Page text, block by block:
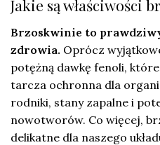
Jakie są właściwości
Brzoskwinie to
zdrowia. Oprócz
potężną dawkę fenoli,
tarcza ochronna dla
rodniki, stany zapalne i
nowotworów. Co więcej,
delikatne dla naszego